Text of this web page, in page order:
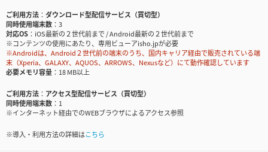
ご利用方法
ダウンロード型配信サービス（買切型）
同時使用端末数
3
対応OS
iOS最新の２世代前まで / Android最新の２世代前まで
※コンテンツの使用にあたり、専用ビューアisho.jpが必要
※Androidは、Android２世代前の端末のうち、国内キャリア経由で販売されている端
末（Xperia、GALAXY、AQUOS、ARROWS、Nexusなど）にて動作確認しています
必要メモリ容量
18 MB以上
ご利用方法
アクセス型配信サービス（買切型）
同時使用端末数
1
※インターネット経由でのWEBブラウザによるアクセス参照
※導入・利用方法の詳細はこちら